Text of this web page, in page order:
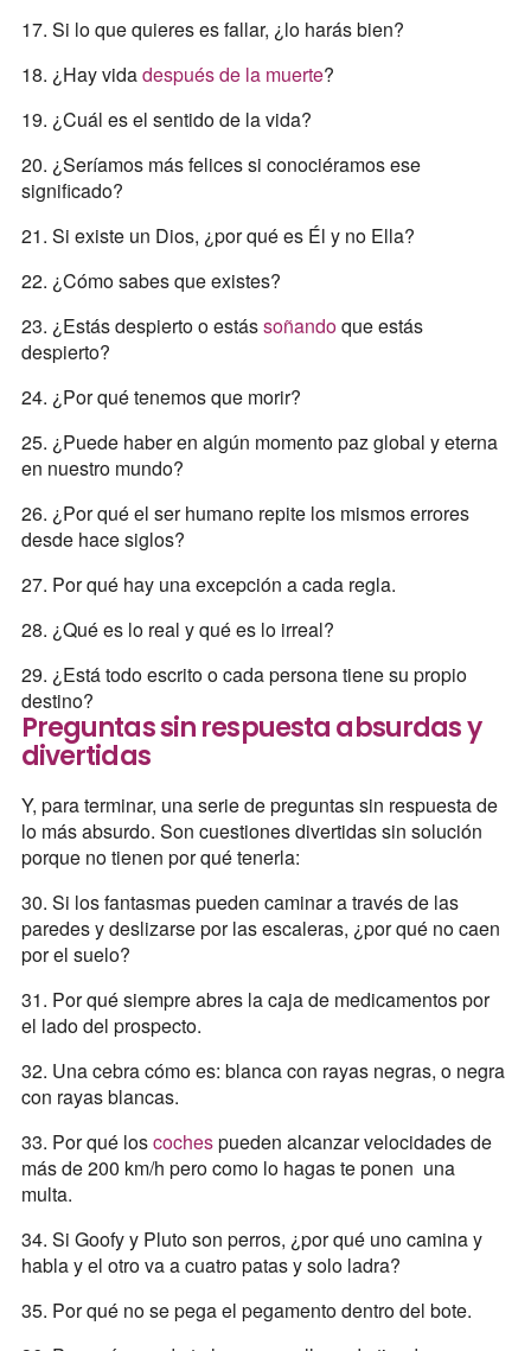
17. Si lo que quieres es fallar, ¿lo harás bien?
18. ¿Hay vidadespués de la muerte?
19. ¿Cuál es el sentido de la vida?
20. ¿Seríamos más felices si conociéramos ese
significado?
21. Si existe un Dios, ¿por qué es Él y no Ella?
22. ¿Cómo sabes que existes?
23. ¿Estás despierto o estássoñandoque estás
despierto?
24. ¿Por qué tenemos que morir?
25. ¿Puede haber en algún momento paz global y eterna
en nuestro mundo?
26. ¿Por qué el ser humano repite los mismos errores
desde hace siglos?
27. Por qué hay una excepción a cada regla.
28. ¿Qué es lo real y qué es lo irreal?
29. ¿Está todo escrito o cada persona tiene su propio
destino?
Preguntas sin respuesta absurdas y
divertidas
Y, para terminar, una serie de preguntas sin respuesta de
lo más absurdo. Son cuestiones divertidas sin solución
porque no tienen por qué tenerla:
30. Si los fantasmas pueden caminar a través de las
paredes y deslizarse por las escaleras, ¿por qué no caen
por el suelo?
31. Por qué siempre abres la caja de medicamentos por
el lado del prospecto.
32. Una cebra cómo es: blanca con rayas negras, o negra
con rayas blancas.
33. Por qué loscochespueden alcanzar velocidades de
más de 200 km/h pero como lo hagas te ponen una
multa.
34. Si Goofy y Pluto son perros, ¿por qué uno camina y
habla y el otro va a cuatro patas y solo ladra?
35. Por qué no se pega el pegamento dentro del bote.